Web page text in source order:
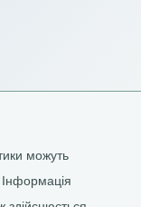
можуть